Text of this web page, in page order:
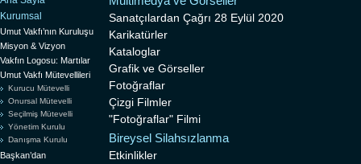
Kurumsal
Umut Vakfı’nın Kuruluşu
Misyon & Vizyon
Vakfın Logosu: Martılar
Umut Vakfı Mütevellileri
Kurucu Mütevelli
Onursal Mütevelli
Seçilmiş Mütevelli
Yönetim Kurulu
Danışma Kurulu
Başkan’dan
Sanatçılardan Çağrı 28 Eylül 2020
Karikatürler
Kataloglar
Grafik ve Görseller
Fotoğraflar
Çizgi Filmler
"Fotoğraflar" Filmi
Bireysel Silahsızlanma
Etkinlikler